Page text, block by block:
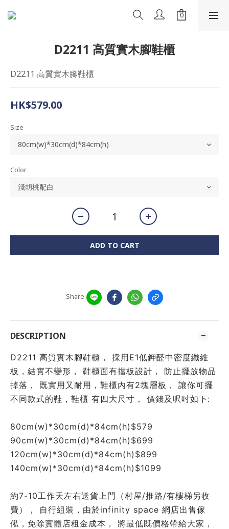
D2211 高質實木腳鞋櫃
D2211 高質實木腳鞋櫃
HK$579.00
Size
Color
ADD TO CART
Share
DESCRIPTION
D2211 高質實木腳鞋櫃， 採用E1低鉀醛中密度纖維
板，結實不變形， 鞋櫃面有擋板設計， 防止擺放物品
掉落， 既實用又耐用，鞋櫃內有2塊層板， 讓你可擺
不同款式的鞋，鞋櫃 有四大尺寸， 價錢及呎吋如下:
80cm(w)*30cm(d)*84cm(h)$579
90cm(w)*30cm(d)*84cm(h)$699
120cm(w)*30cm(d)*84cm(h)$899
140cm(w)*30cm(d)*84cm(h)$1099
約7-10工作天左右送貨上門（村屋/推路/有樓梯另收
費）， 自行組裝，由於infinity space 網店出售傢
俬，免除實體店租金成本， 將最低既價格帶給大家，